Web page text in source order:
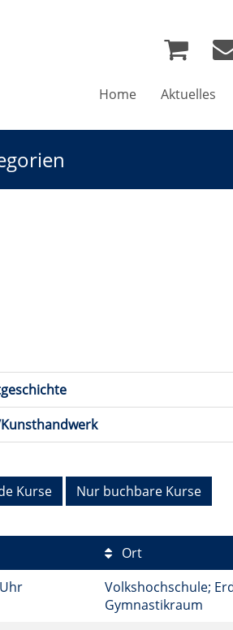
Home Aktuelles
Kurse Nur buchbare Kurse
Ort
Volkshochschule;
Gymnastikraum